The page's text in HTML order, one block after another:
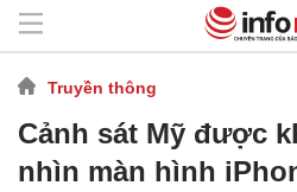
Truyền thông
Cảnh sát Mỹ được
nhìn màn hình